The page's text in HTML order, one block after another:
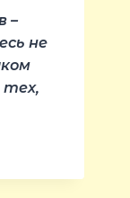
–
не
тех,